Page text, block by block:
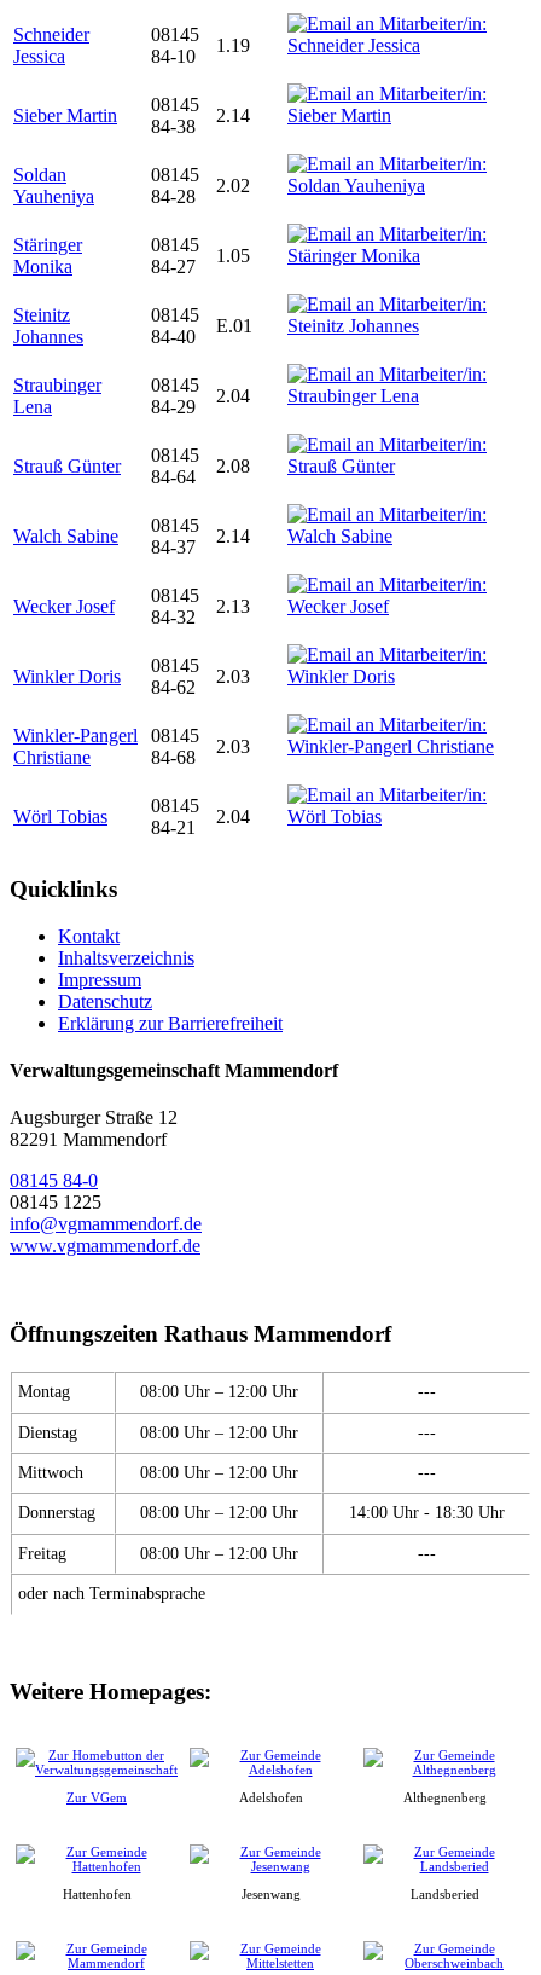
Schneider
Jessica
08145
84-10
1.19
Sieber Martin
08145
84-38
2.14
Soldan
Yauheniya
08145
84-28
2.02
Stäringer
Monika
08145
84-27
1.05
Steinitz
Johannes
08145
84-40
E.01
Straubinger
Lena
08145
84-29
2.04
Strauß Günter
08145
84-64
2.08
Walch Sabine
08145
84-37
2.14
Wecker Josef
08145
84-32
2.13
Winkler Doris
08145
84-62
2.03
Winkler-Pangerl
Christiane
08145
84-68
2.03
Wörl Tobias
08145
84-21
2.04
Quicklinks
Kontakt
Inhaltsverzeichnis
Impressum
Datenschutz
Erklärung zur Barrierefreiheit
Verwaltungsgemeinschaft Mammendorf
Augsburger Straße 12
82291 Mammendorf
08145 84-0
08145 1225
info@vgmammendorf.de
www.vgmammendorf.de
Öffnungszeiten Rathaus Mammendorf
Montag 08:00 Uhr – 12:00 Uhr ---
Dienstag 08:00 Uhr – 12:00 Uhr ---
Mittwoch 08:00 Uhr – 12:00 Uhr ---
Donnerstag 08:00 Uhr – 12:00 Uhr 14:00 Uhr - 18:30 Uhr
Freitag 08:00 Uhr – 12:00 Uhr ---
oder nach Terminabsprache
Weitere Homepages:
Zur VGem Adelshofen Althegnenberg
Hattenhofen Jesenwang Landsberied